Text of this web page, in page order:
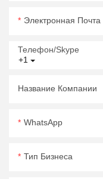
Электронная Почта
+1
Телефон/Skype
Название Компании
WhatsApp
Тип Бизнеса